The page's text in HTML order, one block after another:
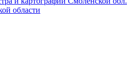
области